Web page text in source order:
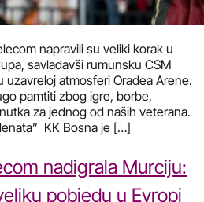
napravili su veliki korak u
savladavši rumunsku CSM
atmosferi Oradea Arene.
pamtiti zbog igre, borbe,
za jednog od naših veterana.
KK Bosna je […]
nadigrala Murciju:
pobjedu u Evropi